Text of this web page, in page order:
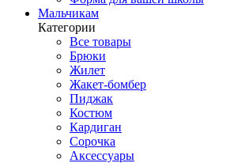
Мальчикам
Категории
Все товары
Брюки
Жилет
Жакет-бомбер
Пиджак
Костюм
Кардиган
Сорочка
Аксессуары